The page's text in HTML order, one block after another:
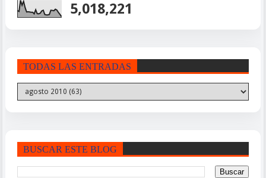
5,018,221
TODAS LAS ENTRADAS
BUSCAR ESTE BLOG